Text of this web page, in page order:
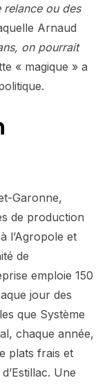
relance ou des
Arnaud
on pourrait
« magique » a
Garonne,
de production
l’Agropole et
de
emploie 150
jour des
que Système
chaque année,
plats frais et
Une